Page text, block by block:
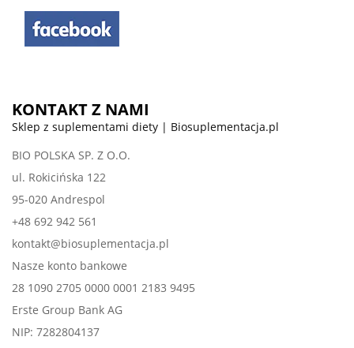
KONTAKT Z NAMI
Sklep z suplementami diety | Biosuplementacja.pl
BIO POLSKA SP. Z O.O.
ul. Rokicińska 122
95-020 Andrespol
+48 692 942 561
kontakt@biosuplementacja.pl
Nasze konto bankowe
28 1090 2705 0000 0001 2183 9495
Erste Group Bank AG
NIP: 7282804137